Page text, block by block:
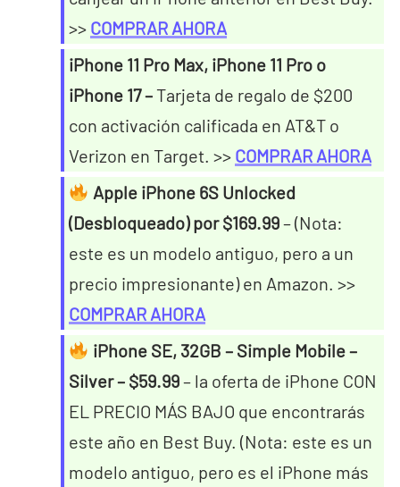
>> COMPRAR AHORA
iPhone 11 Pro Max, iPhone 11 Pro o
iPhone 17 –Tarjeta de regalo de $200
con activación calificada en AT&T o
Verizon en Target. >> COMPRAR AHORA
Apple iPhone 6S Unlocked
(Desbloqueado) por $169.99– (Nota:
este es un modelo antiguo, pero a un
precio impresionante) en Amazon. >>
COMPRAR AHORA
iPhone SE, 32GB – Simple Mobile –
Silver – $59.99– la oferta de iPhone CON
EL PRECIO MÁS BAJO que encontrarás
este año en Best Buy. (Nota: este es un
modelo antiguo, pero es el iPhone más